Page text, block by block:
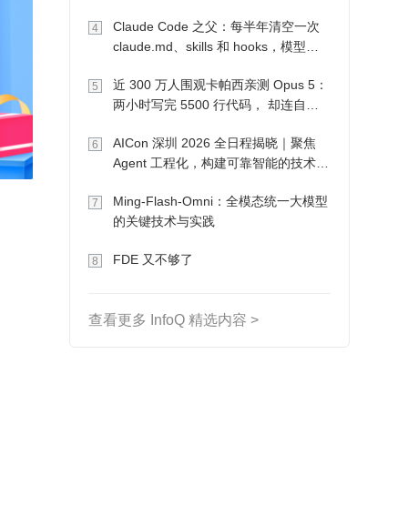
4
Claude Code 之父：每半年清空一次
claude.md、skills 和 hooks，模型自
5
近 300 万人围观卡帕西亲测 Opus 5：
两小时写完 5500 行代码， 却连自己
6
AICon 深圳 2026 全日程揭晓｜聚焦
Agent 工程化，构建可靠智能的技术路
7
Ming-Flash-Omni：全模态统一大模型
的关键技术与实践
8 FDE 又不够了
查看更多 InfoQ 精选内容 >